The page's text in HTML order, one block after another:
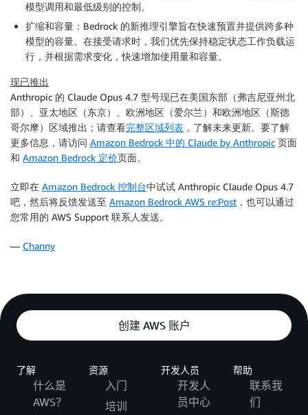
模型调用和最低级别的控制。
扩缩和容量 ：Bedrock 的新推理引擎旨在快速预置并提供跨多种
模型的容量。在接受请求时，我们优先保持稳定状态工作负载运
行，并根据需求变化，快速增加使用量和容量。
现已推出
Anthropic 的 Claude Opus 4.7 型号现已在美国东部（弗吉尼亚州北
部）、亚太地区（东京）、欧洲地区（爱尔兰）和欧洲地区（斯德
哥尔摩）区域推出；请查看完整区域列表 ，了解未来更新。要了解
更多信息，请访问 Amazon Bedrock 中的 Claude by Anthropic 页面
和 Amazon Bedrock 定价页面。
立即在 Amazon Bedrock 控制台中试试 Anthropic Claude Opus 4.7
吧，然后将反馈发送至 Amazon Bedrock AWS re:Post ，也可以通过
您常用的 AWS Support 联系人发送。
— Channy
创建 AWS 账户
了解
什么是
AWS？
资源
入门
培训
开发人员
开发人
员中心
帮助
联系我
们